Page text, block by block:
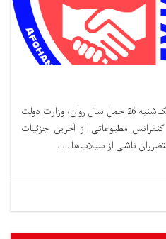
کابل – افغانستان، قرار است امروز یک‌شنبه 26 حمل سال روان، وزارت دولت
مطبوعاتی از آخرین جزئیات
ناشی از سیلاب‌ها . . .